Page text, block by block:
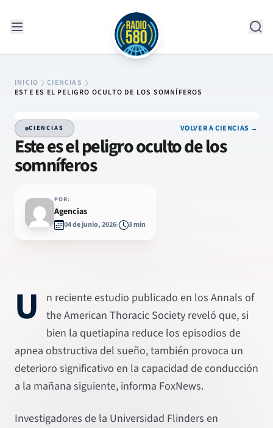
INICIO
CIENCIAS
ESTE ES EL PELIGRO OCULTO DE LOS SOMNÍFEROS
CIENCIAS VOLVER A CIENCIAS →
Este es el peligro oculto de los
somníferos
POR:
Agencias
04 de junio, 2026 3 min
U
n reciente estudio publicado en los Annals of
the American Thoracic Society reveló que, si
bien la quetiapina reduce los episodios de
apnea obstructiva del sueño, también provoca un
deterioro significativo en la capacidad de conducción
a la mañana siguiente, informa FoxNews.
Investigadores de la Universidad Flinders en